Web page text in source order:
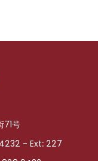
71号
- Ext: 227